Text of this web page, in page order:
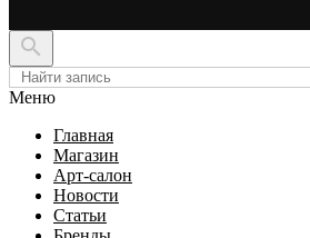

Меню
Главная
Магазин
Арт-салон
Новости
Статьи